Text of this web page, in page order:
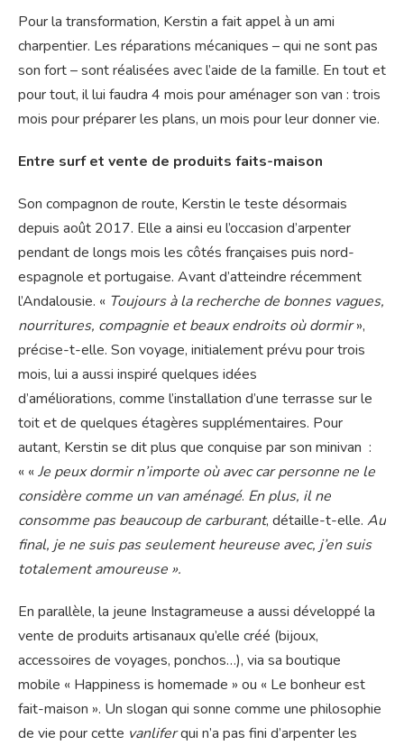
Pour la transformation, Kerstin a fait appel à un ami
charpentier. Les réparations mécaniques – qui ne sont pas
son fort – sont réalisées avec l’aide de la famille. En tout et
pour tout, il lui faudra 4 mois pour aménager son van : trois
mois pour préparer les plans, un mois pour leur donner vie.
Entre surf et vente de produits faits-maison
Son compagnon de route, Kerstin le teste désormais
depuis août 2017. Elle a ainsi eu l’occasion d’arpenter
pendant de longs mois les côtés françaises puis nord-
espagnole et portugaise. Avant d’atteindre récemment
l’Andalousie. « Toujours à la recherche de bonnes vagues,
nourritures, compagnie et beaux endroits où dormir»,
précise-t-elle. Son voyage, initialement prévu pour trois
mois, lui a aussi inspiré quelques idées
d’améliorations, comme l’installation d’une terrasse sur le
toit et de quelques étagères supplémentaires. Pour
autant, Kerstin se dit plus que conquise par son minivan :
« « Je peux dormir n’importe où avec car personne ne le
considère comme un van aménagé. En plus, il ne
consomme pas beaucoup de carburant, détaille-t-elle. Au
final, je ne suis pas seulement heureuse avec, j’en suis
totalement amoureuse ».
En parallèle, la jeune Instagrameuse a aussi développé la
vente de produits artisanaux qu’elle créé (bijoux,
accessoires de voyages, ponchos…), via sa boutique
mobile « Happiness is homemade » ou « Le bonheur est
fait-maison ». Un slogan qui sonne comme une philosophie
de vie pour cette vanliferqui n’a pas fini d’arpenter les